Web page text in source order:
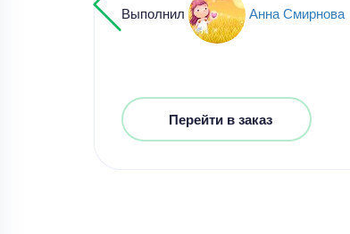
Выполнил Анна Смирнова
Перейти в заказ